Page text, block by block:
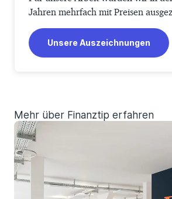
Jahren mehrfach mit Preisen
Unsere Auszeichnungen
Mehr über Finanztip erfahren